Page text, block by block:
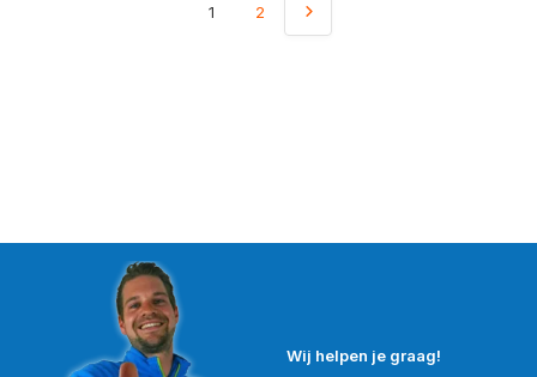
1 2
Wij helpen je graag!